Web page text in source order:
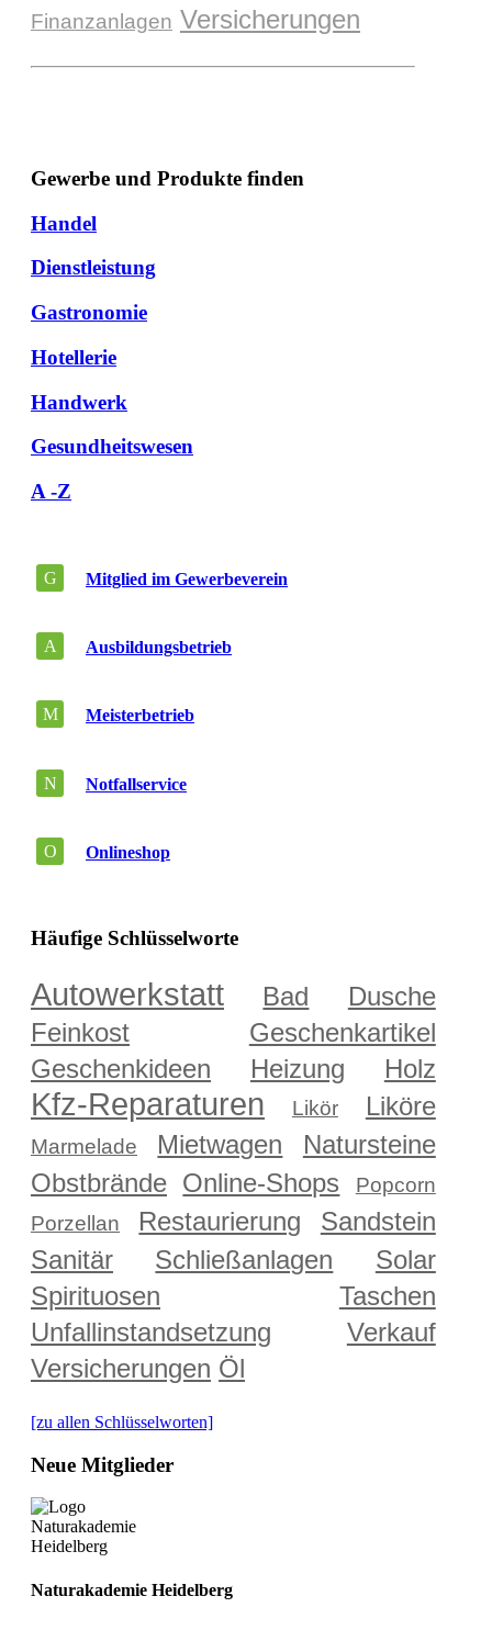
Finanzanlagen Versicherungen
Gewerbe und Produkte finden
Handel
Dienstleistung
Gastronomie
Hotellerie
Handwerk
Gesundheitswesen
A -Z
G Mitglied im Gewerbeverein
A Ausbildungsbetrieb
M Meisterbetrieb
N Notfallservice
O Onlineshop
Häufige Schlüsselworte
Autowerkstatt Bad
Dusche
Feinkost
Geschenkartikel
Geschenkideen
Heizung Holz
Kfz-Reparaturen Likör Liköre
Marmelade Mietwagen
Natursteine
Obstbrände Online-Shops
Popcorn
Porzellan
Restaurierung
Sandstein
Sanitär
Schließanlagen
Solar
Spirituosen
Taschen
Unfallinstandsetzung
Verkauf
Versicherungen Öl
[zu allen Schlüsselworten]
Neue Mitglieder
Naturakademie Heidelberg